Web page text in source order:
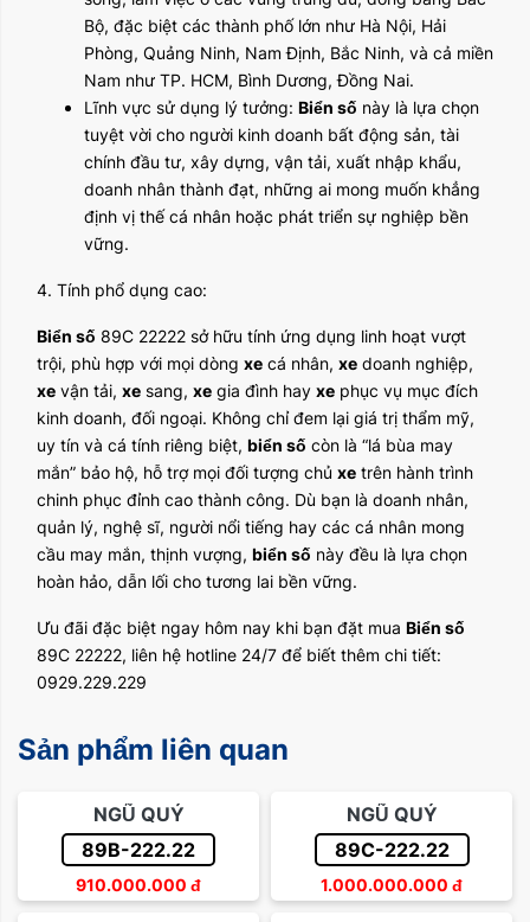
Bộ, đặc biệt các thành phố lớn như Hà Nội, Hải
Phòng, Quảng Ninh, Nam Định, Bắc Ninh, và cả miền
Nam như TP. HCM, Bình Dương, Đồng Nai.
Lĩnh vực sử dụng lý tưởng: Biển số này là lựa chọn
tuyệt vời cho người kinh doanh bất động sản, tài
chính đầu tư, xây dựng, vận tải, xuất nhập khẩu,
doanh nhân thành đạt, những ai mong muốn khẳng
định vị thế cá nhân hoặc phát triển sự nghiệp bền
vững.
4. Tính phổ dụng cao:
Biển số 89C 22222 sở hữu tính ứng dụng linh hoạt vượt
trội, phù hợp với mọi dòng xe cá nhân, xe doanh nghiệp,
xe vận tải, xe sang, xe gia đình hay xe phục vụ mục đích
kinh doanh, đối ngoại. Không chỉ đem lại giá trị thẩm mỹ,
uy tín và cá tính riêng biệt, biển số còn là “lá bùa may
mắn” bảo hộ, hỗ trợ mọi đối tượng chủ xe trên hành trình
chinh phục đỉnh cao thành công. Dù bạn là doanh nhân,
quản lý, nghệ sĩ, người nổi tiếng hay các cá nhân mong
cầu may mắn, thịnh vượng, biển số này đều là lựa chọn
hoàn hảo, dẫn lối cho tương lai bền vững.
Ưu đãi đặc biệt ngay hôm nay khi bạn đặt mua Biển số
89C 22222, liên hệ hotline 24/7 để biết thêm chi tiết:
0929.229.229
Sản phẩm liên quan
NGŨ QUÝ
89B-222.22
910.000.000 đ
NGŨ QUÝ
89C-222.22
1.000.000.000 đ